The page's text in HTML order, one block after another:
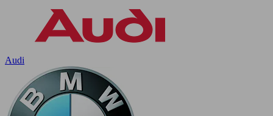
Audi